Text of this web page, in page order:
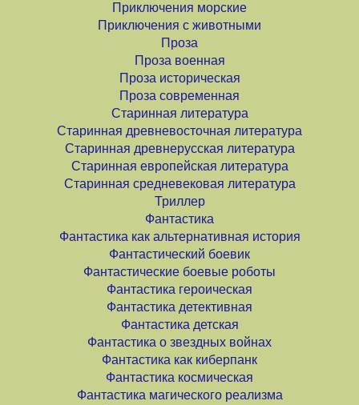
Приключения морские
Приключения с животными
Проза
Проза военная
Проза историческая
Проза современная
Старинная литература
Старинная древневосточная литература
Старинная древнерусская литература
Старинная европейская литература
Старинная средневековая литература
Триллер
Фантастика
Фантастика как альтернативная история
Фантастический боевик
Фантастические боевые роботы
Фантастика героическая
Фантастика детективная
Фантастика детская
Фантастика о звездных войнах
Фантастика как киберпанк
Фантастика космическая
Фантастика магического реализма